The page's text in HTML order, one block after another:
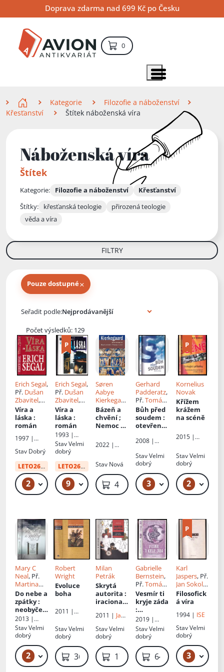
na
obsah
na
navigaci
na
vyhledávání
Doprava zdarma nad 699 Kč po Česku
0položek – košík
Zobrazit položky menu
Kategorie
Filozofie a náboženství
Křesťanství
Štítek náboženská víra
Náboženská víra
Štítek
Kategorie: Filozofie a náboženství
Křesťanství
Štítky:
křesťanská teologie
přirozená teologie
věda a víra
FILTRY
Pouze dostupné×
Seřadit podle:
Počet výsledků: 129
Erich Segal,
Př. Dušan
Zbavitel,
Gita
Zbavitelov
á
Víra a
láska :
román
1997 |
Stav Dobrý
LETO26od: 34 Kč
2 49 Kč
Erich Segal,
Př. Dušan
Zbavitel,
Gita
Zbavitelov
á
Víra a
láska:
román
1993 |
Knižní klub
StavVelmi
dobrý
LETO26od: 34 Kč
9 49 Kč – 59 Kč
Søren
Aabye
Kierkegaar
d
Bázeň a
chvění ;
Nemoc k
2022 |
Stav Nová
419 Kč
Gerhard
Padderatz,
Př.Tomáš
Činčala
Bůh před
soudem:
otevřený
2008 |
StavVelmi
dobrý
3 59 Kč – 69 Kč
Kornelius
Novak
Křížem
krážem
na scéně
2015 |
Orion
StavVelmi
dobrý
2
Mary C
Neal, Př.
Martina
Káňová
Do nebe a
zpátky:
neobyčej
ná
výpověď
lékařky o
vlastní
smrti,
nebi,
andělech
2013 |
Euromedia
Group
StavVelmi
dobrý
2 199 Kč – 249 Kč
Robert
Wright
Evoluce
boha
2011 |
tví Lidové
noviny
StavVelmi
dobrý
369 Kč
Milan
Petrák
Skrytá
autorita :
iracionali
člověku
2011 | Jan
StavVelmi
dobrý
179 Kč
Gabrielle
Bernstein,
Př.Tomáš
Piňos
Vesmír ti
kryje záda
:
přeměňte
strach ve
víru
2019 |
Euromedia
Group
StavVelmi
dobrý
649 Kč
Karl
Jaspers, Př.
Jan Sokol,
Břetislav
Horyna
Havlíček,
Mario
Stretti
Filosofick
á víra
1994 | ISE
StavVelmi
dobrý
3